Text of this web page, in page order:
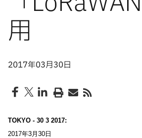
用
2017年03月30日
TOKYO - 30 3 2017:
2017年3月30日